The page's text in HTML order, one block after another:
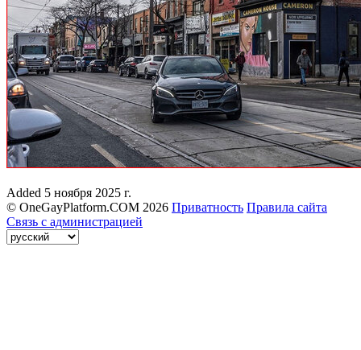
Added 5 ноября 2025 г.
© OneGayPlatform.COM 2026 Приватность Правила сайта
Связь с администрацией